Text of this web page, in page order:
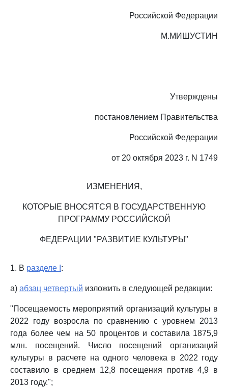
Российской Федерации
М.МИШУСТИН
Утверждены
постановлением Правительства
Российской Федерации
от 20 октября 2023 г. N 1749
ИЗМЕНЕНИЯ,
КОТОРЫЕ ВНОСЯТСЯ В ГОСУДАРСТВЕННУЮ
ПРОГРАММУ РОССИЙСКОЙ
ФЕДЕРАЦИИ "РАЗВИТИЕ КУЛЬТУРЫ"
1. В разделе I :
а) абзац четвертый изложить в следующей редакции:
"Посещаемость мероприятий организаций культуры в
2022 году возросла по сравнению с уровнем 2013
года более чем на 50 процентов и составила 1875,9
млн. посещений. Число посещений организаций
культуры в расчете на одного человека в 2022 году
составило в среднем 12,8 посещения против 4,9 в
2013 году.";